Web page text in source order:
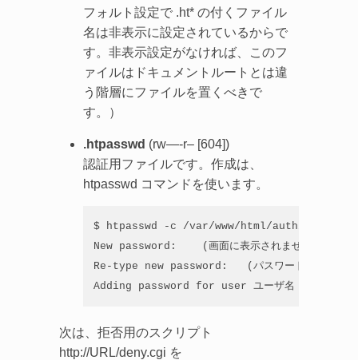
フォルト設定で .ht* の付くファイル
名は非表示に設定されているからで
す。非表示設定がなければ、このフ
ァイルはドキュメントルートとは違
う階層にファイルを置くべきで
す。）
.htpasswd (rw—-r– [604])
認証用ファイルです。作成は、
htpasswd コマンドを使います。
$ htpasswd -c /var/www/html/auth/
New password:    (画面に表示されませんが、パス
Re-type new password:   (パスワードを再入力)
Adding password for user ユーザ名
次は、拒否用のスクリプト
http://URL/deny.cgi を